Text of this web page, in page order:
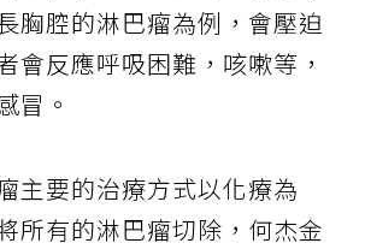
胸腔的淋巴瘤為例，會壓迫
會反應呼吸困難，咳嗽等，
冒。
主要的治療方式以化療為
所有的淋巴瘤切除，何杰金